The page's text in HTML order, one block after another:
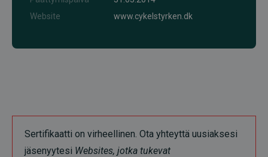
Website
www.cykelstyrken.dk
Sertifikaatti on virheellinen. Ota yhteyttä uusiaksesi
jäsenyytesi Websites, jotka tukevat